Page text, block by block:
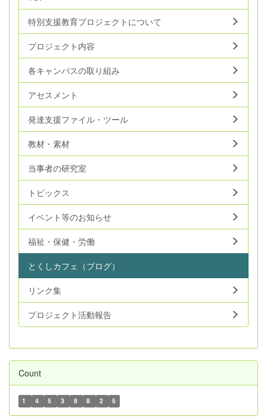
特別支援教育プロジェクトについて
プロジェクト内容
各キャンパスの取り組み
アセスメント
発達支援ファイル・ツール
教材・素材
当事者の研究室
トピックス
イベント等のお知らせ
福祉・保健・労働
とくしカフェ（ブログ）
リンク集
プロジェクト活動報告
Count
1 4 5 3 8 8 2 5